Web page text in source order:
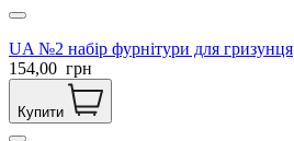
UA №2 набір фурнітури для гризунця
154,00 грн
Купити